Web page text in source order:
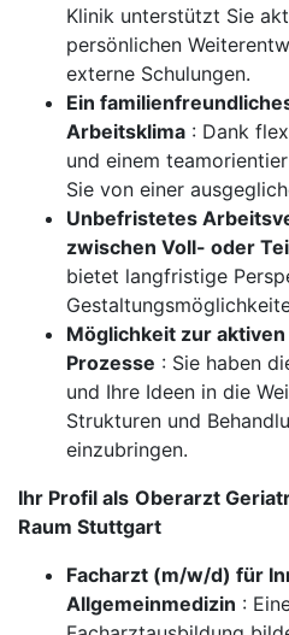
Klinik unterstützt Sie
persönlichen
externe Schulungen.
Ein
Arbeitsklima : Dank
und einem
Sie von einer
Unbefristetes
zwischen Voll- oder
bietet langfristige
Möglichkeit zur
Prozesse : Sie haben
und Ihre Ideen in die
Strukturen und
einzubringen.
Ihr Profil als Oberarzt
Raum Stuttgart
Facharzt (m/w/d) für
Allgemeinmedizin :